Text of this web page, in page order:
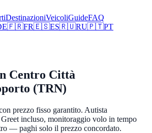
DestinazioniVeicoliGuideFAQ
🇫🇷FR🇪🇸ES🇷🇺RU🇵🇹PT
Centro Città
(TRN)
prezzo fisso garantito. Autista
incluso, monitoraggio volo in tempo
— paghi solo il prezzo concordato.